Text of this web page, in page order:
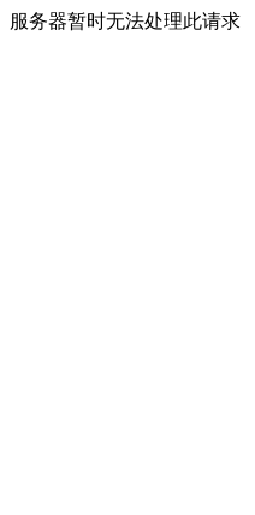
服务器暂时无法处理此请求